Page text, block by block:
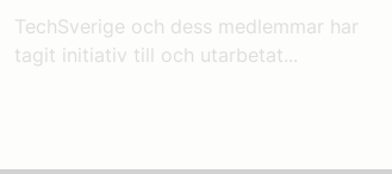
TechSverige och dess medlemmar har
tagit initiativ till och utarbetat...